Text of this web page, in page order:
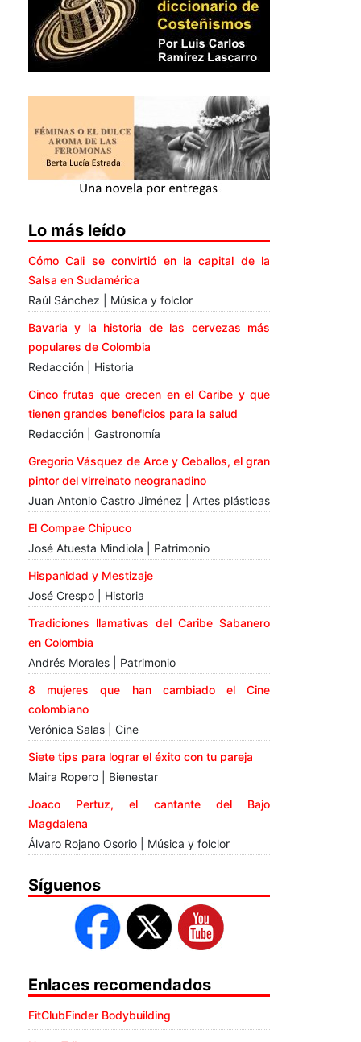
Lo más leído
Cómo Cali se convirtió en la capital de la
Salsa en Sudamérica
Raúl Sánchez | Música y folclor
Bavaria y la historia de las cervezas más
populares de Colombia
Redacción | Historia
Cinco frutas que crecen en el Caribe y que
tienen grandes beneficios para la salud
Redacción | Gastronomía
Gregorio Vásquez de Arce y Ceballos, el gran
pintor del virreinato neogranadino
Juan Antonio Castro Jiménez | Artes plásticas
El Compae Chipuco
José Atuesta Mindiola | Patrimonio
Hispanidad y Mestizaje
José Crespo | Historia
Tradiciones llamativas del Caribe Sabanero
en Colombia
Andrés Morales | Patrimonio
8 mujeres que han cambiado el Cine
colombiano
Verónica Salas | Cine
Siete tips para lograr el éxito con tu pareja
Maira Ropero | Bienestar
Joaco Pertuz, el cantante del Bajo
Magdalena
Álvaro Rojano Osorio | Música y folclor
Síguenos
Enlaces recomendados
FitClubFinder Bodybuilding